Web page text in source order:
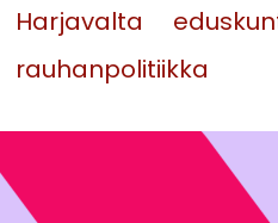
Harjavalta
rauhanpolitiikka